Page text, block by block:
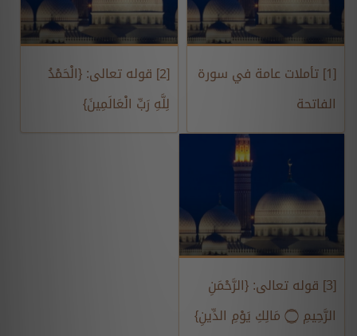
[1] تأملات عامة في سورة
الفاتحة
[2] قوله تعالى: {الْحَمْدُ
لِلَّهِ رَبِّ الْعَالَمِينَ}
[3] قوله تعالى: {الرَّحْمَنِ
الرَّحِيمِ ۝ مَالِكِ يَوْمِ الدِّينِ}